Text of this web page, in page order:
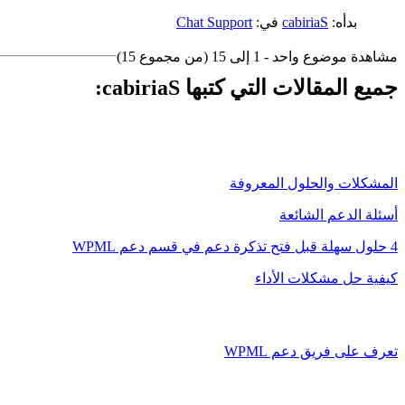
بدأه: cabiriaS في: Chat Support
مشاهدة موضوع واحد - 1 إلى 15 (من مجموع 15)
جميع المقالات التي كتبها cabiriaS:
المشكلات والحلول المعروفة
أسئلة الدعم الشائعة
4 حلول سهلة قبل فتح تذكرة دعم في قسم دعم WPML
كيفية حل مشكلات الأداء
تعرف على فريق دعم WPML